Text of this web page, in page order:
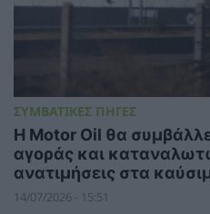
ΣΥΜΒΑΤΙΚΕΣ ΠΗΓΕΣ
Η Motor Oil θα
αγοράς και
ανατιμήσεις στα
14/07/2026 - 15:51